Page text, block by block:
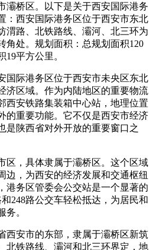
灞桥区。以下是关于西安国际港务
：西安国际港务区位于西安市东北
渭路、北铁路线、灞河、北三环为
角处。规划面积：总规划面积120
平方公里。
国际港务区位于西安市未央区东北
济区域。作为内陆地区的重要物流
西安铁路集装箱中心站，地理位置
的重要功能。它不仅是西安市经济
是陕西省对外开放的重要窗口之
区，具体隶属于灞桥区。这个区域
边，为西安的经济发展和交通枢纽
港务区管委会公交站是一个显著的
248路公交车轻松抵达，为居民和
务。
西安市的东部，隶属于灞桥区新筑
北铁路线、灞河和北三环界定，地